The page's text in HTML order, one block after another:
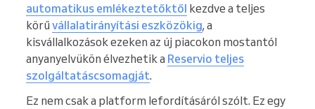
automatikus emlékeztetőktől kezdve a teljes
körű vállalatirányítási eszközökig, a
kisvállalkozások ezeken az új piacokon mostantól
anyanyelvükön élvezhetik a Reservio teljes
szolgáltatáscsomagját.
Ez nem csak a platform lefordításáról szólt. Ez egy